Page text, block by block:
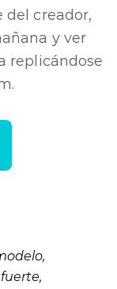
del creador,
y ver
replicándose
,
,